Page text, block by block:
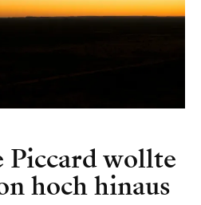
Piccard wollte
hoch hinaus